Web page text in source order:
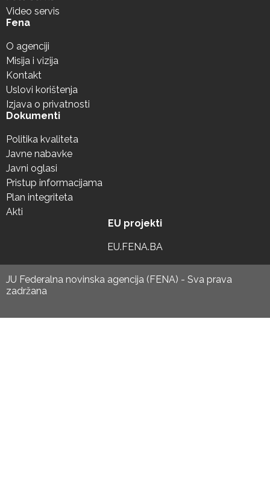
Video servis
Fena
O agenciji
Misija i vizija
Kontakt
Uslovi korištenja
Izjava o privatnosti
Dokumenti
Politika kvaliteta
Javne nabavke
Javni oglasi
Pristup informacijama
Plan integriteta
Akti
EU projekti
EU.FENA.BA
JU Federalna novinska agencija (FENA) - Sva prava
zadržana